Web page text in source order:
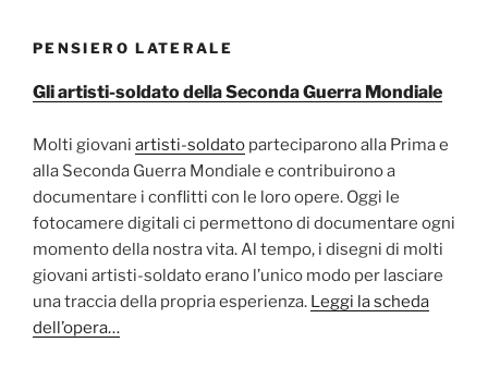
PENSIERO LATERALE
Gli artisti-soldato della Seconda Guerra Mondiale
Molti giovani artisti-soldato parteciparono alla Prima e
alla Seconda Guerra Mondiale e contribuirono a
documentare i conflitti con le loro opere. Oggi le
fotocamere digitali ci permettono di documentare ogni
momento della nostra vita. Al tempo, i disegni di molti
giovani artisti-soldato erano l’unico modo per lasciare
una traccia della propria esperienza. Leggi la scheda
dell’opera…